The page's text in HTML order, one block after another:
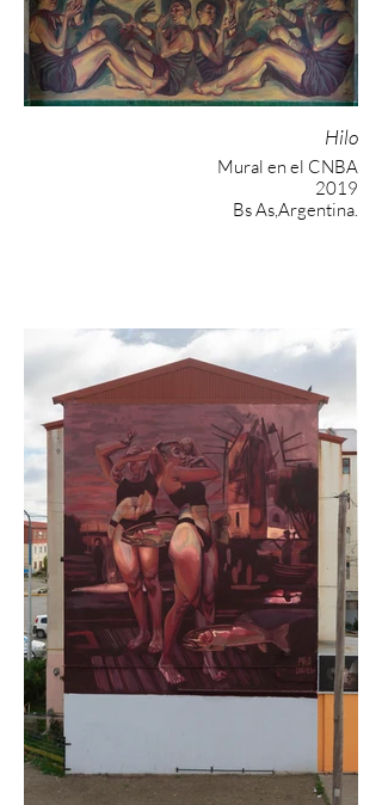
Hilo
Mural en el CNBA
2019
Bs As,Argentina.